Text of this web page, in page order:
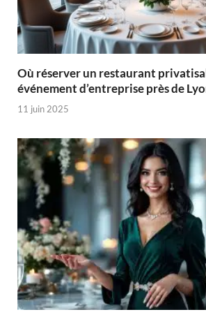
Où réserver un restaurant
événement d’entreprise près de
11 juin 2025